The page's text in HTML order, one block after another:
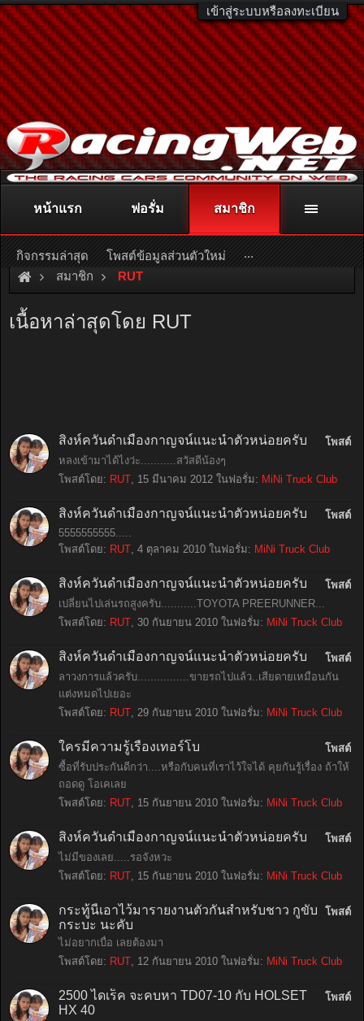
เข้าสู่ระบบหรือลงทะเบียน
ติดต่อลงโฆษณา racingweb@gmail.comหรือโทร. 081-811-1138
หรืออ่านรายละเอียดเพิ่มเติม คลิกที่นี่
สมาชิก RUT
เนื้อหาล่าสุดโดย RUT
โพสต์
สิงห์ควันดำเมืองกาญจน์แนะนำตัวหน่อยครับ
หลงเข้ามาได้ไงว่ะ...........สวัสดีน้องๆ
โพสต์โดย: RUT, 15 มีนาคม 2012 ในฟอรั่ม: MiNi Truck Club
โพสต์
สิงห์ควันดำเมืองกาญจน์แนะนำตัวหน่อยครับ
5555555555.....
โพสต์โดย: RUT, 4 ตุลาคม 2010 ในฟอรั่ม: MiNi Truck Club
โพสต์
สิงห์ควันดำเมืองกาญจน์แนะนำตัวหน่อยครับ
เปลี่ยนไปเล่นรถสูงครับ...........TOYOTA PREERUNNER...
โพสต์โดย: RUT, 30 กันยายน 2010 ในฟอรั่ม: MiNi Truck Club
โพสต์
สิงห์ควันดำเมืองกาญจน์แนะนำตัวหน่อยครับ
ลาวงการแล้วครับ................ขายรถไปแล้ว..เสียดายเหมือนกัน
แต่งหมดไปเยอะ
โพสต์โดย: RUT, 29 กันยายน 2010 ในฟอรั่ม: MiNi Truck Club
โพสต์
ใครมีความรู้เรื่องเทอร์โบ
ซื้อที่รับประกันดีกว่า....หรือกับคนที่เราไว้ใจได้ คุยกันรู้เรื่อง ถ้าให้
ถอดดู โอเคเลย
โพสต์โดย: RUT, 15 กันยายน 2010 ในฟอรั่ม: MiNi Truck Club
โพสต์
สิงห์ควันดำเมืองกาญจน์แนะนำตัวหน่อยครับ
ไม่มีของเลย.....รอจังหวะ
โพสต์โดย: RUT, 15 กันยายน 2010 ในฟอรั่ม: MiNi Truck Club
โพสต์
กระทู้นี้เอาไว้มารายงานตัวกันสำหรับชาว กูขับ
กระบะ นะคับ
ไม่อยากเบื่อ เลยต้องมา
โพสต์โดย: RUT, 12 กันยายน 2010 ในฟอรั่ม: MiNi Truck Club
โพสต์
2500 ไดเร็ค จะคบหา TD07-10 กับ HOLSET
HX 40
หน้าแรก ฟอรั่ม สมาชิก
กิจกรรมล่าสุด โพสต์ข้อมูลส่วนตัวใหม่ ...